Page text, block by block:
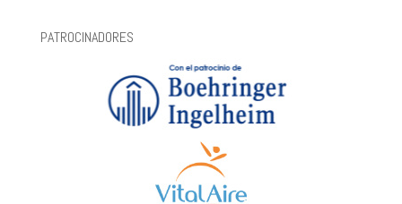
PATROCINADORES